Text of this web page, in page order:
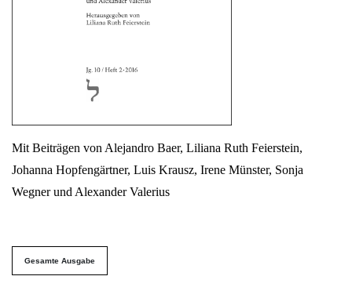
Mit Beiträgen von Alejandro Baer, Liliana Ruth Feierstein,
Johanna Hopfengärtner, Luis Krausz, Irene Münster, Sonja
Wegner und Alexander Valerius
##issue.tableOfContents##
Gesamte Ausgabe